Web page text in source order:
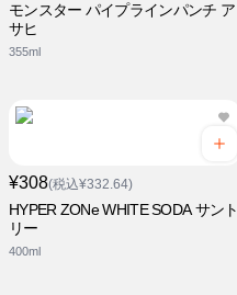
モンスター パイプラインパンチ ア
サヒ
355ml
¥308(税込¥332.64)
HYPER ZONe WHITE SODA サント
リー
400ml